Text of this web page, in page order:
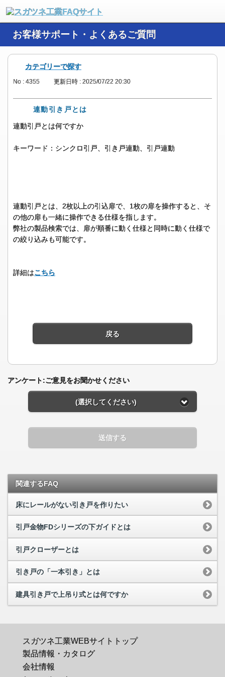
お客様サポート・よくあるご質問
カテゴリーで探す
No : 4355 更新日時 : 2025/07/22 20:30
連動引き戸とは
連動引戸とは何ですか
キーワード：シンクロ引戸、引き戸連動、引戸連動
連動引戸とは、2枚以上の引込扉で、1枚の扉を操作すると、そ
の他の扉も一緒に操作できる仕様を指します。
弊社の製品検索では、扉が順番に動く仕様と同時に動く仕様で
の絞り込みも可能です。
詳細はこちら
戻る
アンケート:ご意見をお聞かせください
(選択してください)
送信する
関連するFAQ
床にレールがない引き戸を作りたい
引戸金物FDシリーズの下ガイドとは
引戸クローザーとは
引き戸の「一本引き」とは
建具引き戸で上吊り式とは何ですか
スガツネ工業WEBサイトトップ
製品情報・カタログ
会社情報